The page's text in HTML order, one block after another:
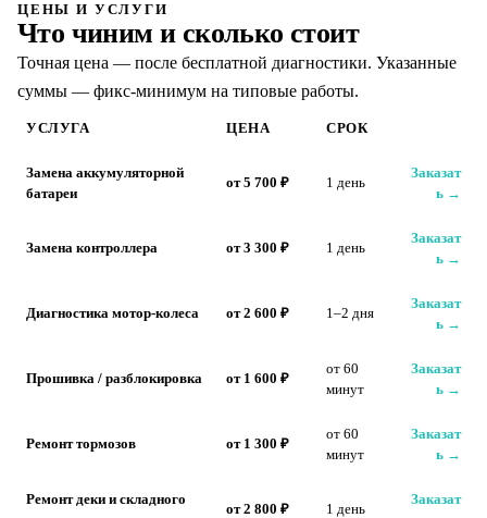
ЦЕНЫ И УСЛУГИ
Что чиним и сколько стоит
Точная цена — после бесплатной диагностики. Указанные
суммы — фикс-минимум на типовые работы.
УСЛУГА ЦЕНА СРОК
Замена аккумуляторной
батареи
от 5 700 ₽ 1 день
Заказат
ь →
Замена контроллера от 3 300 ₽ 1 день
Заказат
ь →
Диагностика мотор-колеса от 2 600 ₽ 1–2 дня
Заказат
ь →
Прошивка / разблокировка от 1 600 ₽
от 60
минут
Заказат
ь →
Ремонт тормозов от 1 300 ₽
от 60
минут
Заказат
ь →
Ремонт деки и складного
от 2 800 ₽ 1 день
Заказат